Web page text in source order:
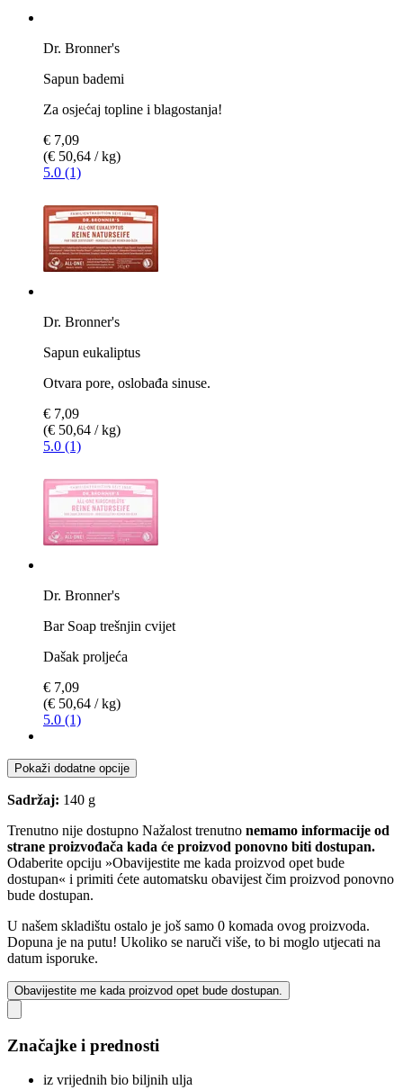
Dr. Bronner's
Sapun bademi
Za osjećaj topline i blagostanja!
€ 7,09
(€ 50,64 / kg)
5.0 (1)
Dr. Bronner's
Sapun eukaliptus
Otvara pore, oslobađa sinuse.
€ 7,09
(€ 50,64 / kg)
5.0 (1)
Dr. Bronner's
Bar Soap trešnjin cvijet
Dašak proljeća
€ 7,09
(€ 50,64 / kg)
5.0 (1)
Pokaži dodatne opcije
Sadržaj: 140 g
Trenutno nije dostupno Nažalost trenutno nemamo informacije od
strane proizvođača kada će proizvod ponovno biti dostupan.
Odaberite opciju »Obavijestite me kada proizvod opet bude
dostupan« i primiti ćete automatsku obavijest čim proizvod ponovno
bude dostupan.
U našem skladištu ostalo je još samo 0 komada ovog proizvoda.
Dopuna je na putu! Ukoliko se naruči više, to bi moglo utjecati na
datum isporuke.
Obavijestite me kada proizvod opet bude dostupan.
Značajke i prednosti
iz vrijednih bio biljnih ulja